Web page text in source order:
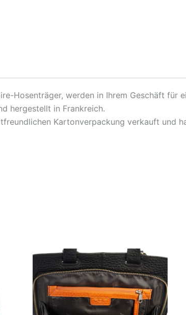
Hosenträger, werden in Ihrem Geschäft für
hergestellt in Frankreich.
Kartonverpackung verkauft und
Dieses
Produkt
weist
mehrere
Varianten